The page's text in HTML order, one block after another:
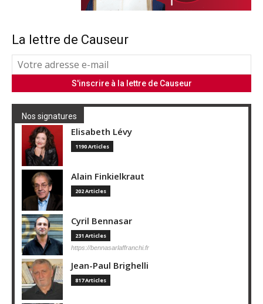
La lettre de Causeur
Nos signatures
Elisabeth Lévy
1190 Articles
Alain Finkielkraut
202 Articles
Cyril Bennasar
231 Articles
https://bennasarlaffranchi.fr
Jean-Paul Brighelli
817 Articles